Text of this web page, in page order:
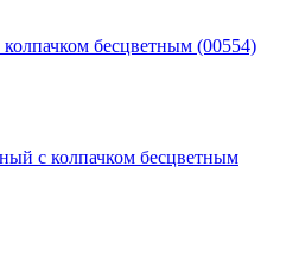
бесцветным (00554)
с колпачком бесцветным